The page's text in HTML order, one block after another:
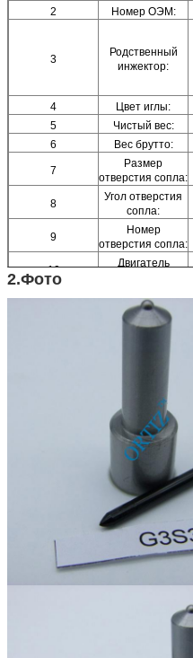
2
Номер ОЭМ:
3
Родственный
инжектор:
4
Цвет иглы:
5
Чистый вес:
6
Вес брутто:
7
Размер
отверстия сопла:
8
Угол отверстия
сопла:
9
Номер
отверстия сопла:
10
Двигатель
Фирменное
наименование:
Материал:
Размер коробки:
Гарантия:
2.Фото